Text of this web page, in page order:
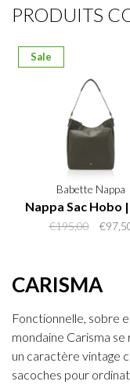
PRODUITS
Sale
Babette Nappa
Nappa Sac Hobo
€195,00
CARISMA
Fonctionnelle, sobre
mondaine Carisma
un caractère vintage
sacoches pour